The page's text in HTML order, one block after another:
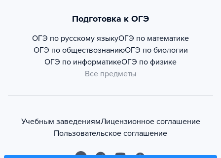
Подготовка к ОГЭ
ОГЭ по русскому языкуОГЭ по математике
ОГЭ по обществознаниюОГЭ по биологии
ОГЭ по информатикеОГЭ по физике
Все предметы
Учебным заведениямЛицензионное соглашение
Пользовательское соглашение